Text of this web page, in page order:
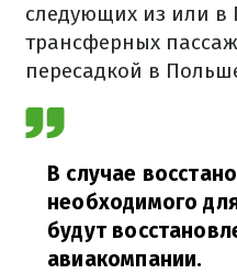
следующих из или в
трансферных
пересадкой в
В случае
необходимого
будут
авиакомпании.